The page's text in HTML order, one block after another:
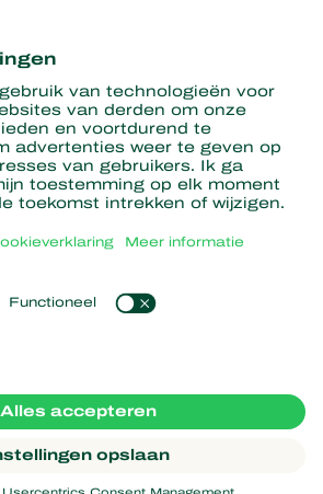
laatste nieuws en
Hier aanmelden